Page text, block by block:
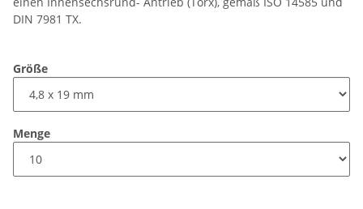
DIN 7981 TX.
Größe
Menge